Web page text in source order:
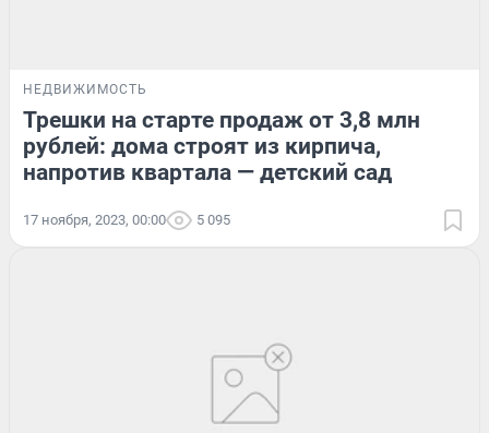
НЕДВИЖИМОСТЬ
Трешки на старте продаж от 3,8 млн
рублей: дома строят из кирпича,
напротив квартала — детский сад
17 ноября, 2023, 00:00 5 095